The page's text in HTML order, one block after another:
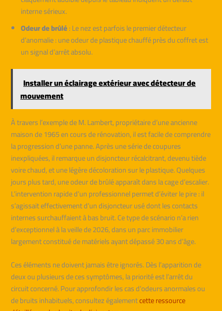
interne sérieux.
Odeur de brûlé: Le nez est parfois le premier détecteur
d’anomalie : une odeur de plastique chauffé près du coffret est
un signal d’arrêt absolu.
Installer un éclairage extérieur avec détecteur de
mouvement
À travers l’exemple de M. Lambert, propriétaire d’une ancienne
maison de 1965 en cours de rénovation, il est facile de comprendre
la progression d’une panne. Après une série de coupures
inexpliquées, il remarque un disjoncteur récalcitrant, devenu tiède
voire chaud, et une légère décoloration sur le plastique. Quelques
jours plus tard, une odeur de brûlé apparaît dans la cage d’escalier.
L’intervention rapide d’un professionnel permet d’éviter le pire : il
s’agissait effectivement d’un disjoncteur usé dont les contacts
internes surchauffaient à bas bruit. Ce type de scénario n’a rien
d’exceptionnel à la veille de 2026, dans un parc immobilier
largement constitué de matériels ayant dépassé 30 ans d’âge.
Ces éléments ne doivent jamais être ignorés. Dès l’apparition de
deux ou plusieurs de ces symptômes, la priorité est l’arrêt du
circuit concerné. Pour approfondir les cas d’odeurs anormales ou
de bruits inhabituels, consultez égalementcette ressource